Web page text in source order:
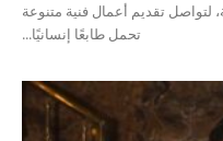
لتواصل تقديم أعمال فنية متنوعة
تحمل طابعًا إنسانيًا...